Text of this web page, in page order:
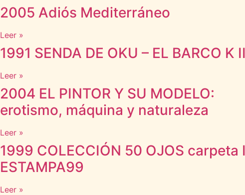
2005 Adiós Mediterráneo
Leer »
1991 SENDA DE OKU – EL BARCO K II
Leer »
2004 EL PINTOR Y SU MODELO:
erotismo, máquina y naturaleza
Leer »
1999 COLECCIÓN 50 OJOS carpeta
ESTAMPA99
Leer »